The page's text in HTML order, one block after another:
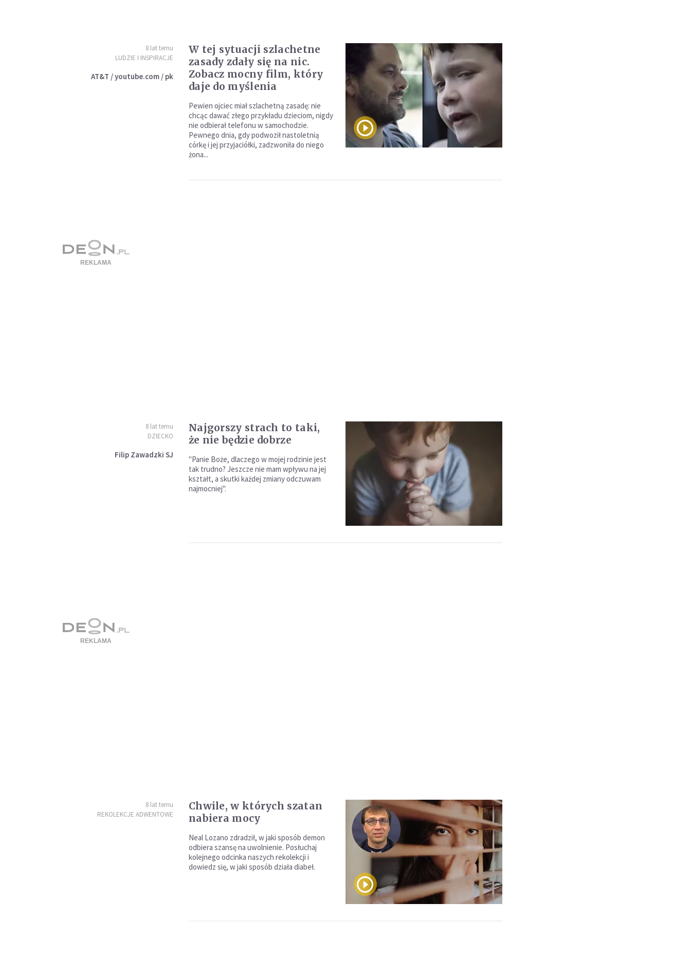
8 lat temu
LUDZIE I INSPIRACJE
AT&T / youtube.com / pk
W tej sytuacji szlachetne
zasady zdały się na nic.
Zobacz mocny film, który
daje do myślenia
Pewien ojciec miał szlachetną zasadę: nie
chcąc dawać złego przykładu dzieciom, nigdy
nie odbierał telefonu w samochodzie.
Pewnego dnia, gdy podwoził nastoletnią
córkę i jej przyjaciółki, zadzwoniła do niego
żona...
8 lat temu
DZIECKO
Filip Zawadzki SJ
Najgorszy strach to taki,
że nie będzie dobrze
"Panie Boże, dlaczego w mojej rodzinie jest
tak trudno? Jeszcze nie mam wpływu na jej
kształt, a skutki każdej zmiany odczuwam
najmocniej".
8 lat temu
REKOLEKCJE ADWENTOWE
Chwile, w których szatan
nabiera mocy
Neal Lozano zdradził, w jaki sposób demon
odbiera szansę na uwolnienie. Posłuchaj
kolejnego odcinka naszych rekolekcji i
dowiedz się, w jaki sposób działa diabeł.